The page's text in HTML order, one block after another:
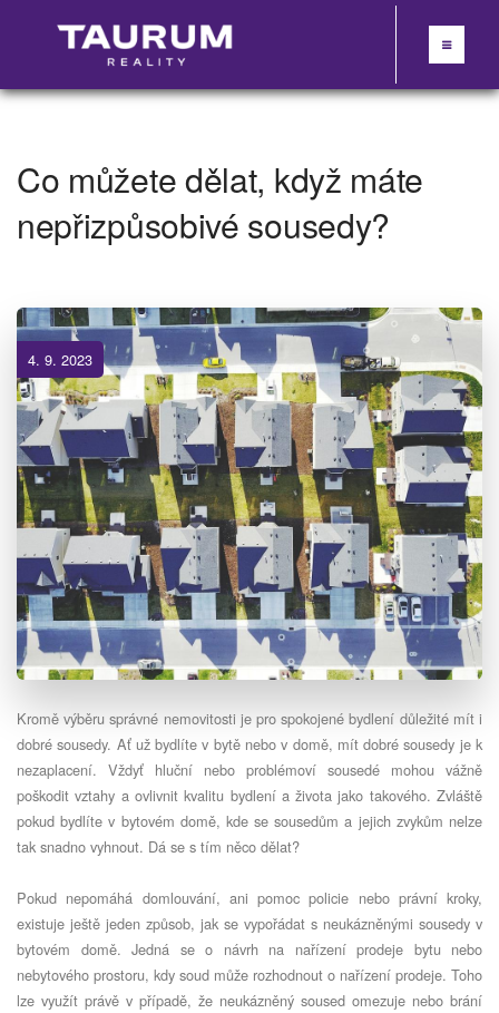
Co můžete dělat, když máte
nepřizpůsobivé sousedy?
4. 9. 2023
Kromě výběru správné nemovitosti je pro spokojené bydlení důležité mít i
dobré sousedy. Ať už bydlíte v bytě nebo v domě, mít dobré sousedy je k
nezaplacení. Vždyť hluční nebo problémoví sousedé mohou vážně
poškodit vztahy a ovlivnit kvalitu bydlení a života jako takového. Zvláště
pokud bydlíte v bytovém domě, kde se sousedům a jejich zvykům nelze
tak snadno vyhnout. Dá se s tím něco dělat?
Pokud nepomáhá domlouvání, ani pomoc policie nebo právní kroky,
existuje ještě jeden způsob, jak se vypořádat s neukázněnými sousedy v
bytovém domě. Jedná se o návrh na nařízení prodeje bytu nebo
nebytového prostoru, kdy soud může rozhodnout o nařízení prodeje. Toho
lze využít právě v případě, že neukázněný soused omezuje nebo brání